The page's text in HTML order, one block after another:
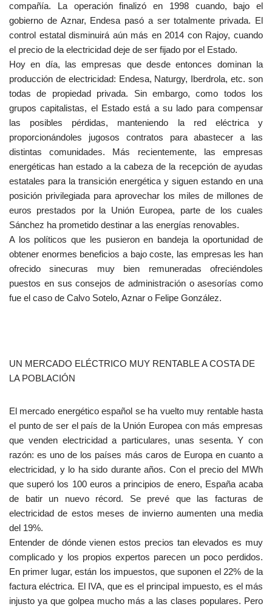
compañía. La operación finalizó en 1998 cuando, bajo el
gobierno de Aznar, Endesa pasó a ser totalmente privada. El
control estatal disminuirá aún más en 2014 con Rajoy, cuando
el precio de la electricidad deje de ser fijado por el Estado.
Hoy en día, las empresas que desde entonces dominan la
producción de electricidad: Endesa, Naturgy, Iberdrola, etc. son
todas de propiedad privada. Sin embargo, como todos los
grupos capitalistas, el Estado está a su lado para compensar
las posibles pérdidas, manteniendo la red eléctrica y
proporcionándoles jugosos contratos para abastecer a las
distintas comunidades. Más recientemente, las empresas
energéticas han estado a la cabeza de la recepción de ayudas
estatales para la transición energética y siguen estando en una
posición privilegiada para aprovechar los miles de millones de
euros prestados por la Unión Europea, parte de los cuales
Sánchez ha prometido destinar a las energías renovables.
A los políticos que les pusieron en bandeja la oportunidad de
obtener enormes beneficios a bajo coste, las empresas les han
ofrecido sinecuras muy bien remuneradas ofreciéndoles
puestos en sus consejos de administración o asesorías como
fue el caso de Calvo Sotelo, Aznar o Felipe González.
UN MERCADO ELÉCTRICO MUY RENTABLE A COSTA DE
LA POBLACIÓN
El mercado energético español se ha vuelto muy rentable hasta
el punto de ser el país de la Unión Europea con más empresas
que venden electricidad a particulares, unas sesenta. Y con
razón: es uno de los países más caros de Europa en cuanto a
electricidad, y lo ha sido durante años. Con el precio del MWh
que superó los 100 euros a principios de enero, España acaba
de batir un nuevo récord. Se prevé que las facturas de
electricidad de estos meses de invierno aumenten una media
del 19%.
Entender de dónde vienen estos precios tan elevados es muy
complicado y los propios expertos parecen un poco perdidos.
En primer lugar, están los impuestos, que suponen el 22% de la
factura eléctrica. El IVA, que es el principal impuesto, es el más
injusto ya que golpea mucho más a las clases populares. Pero